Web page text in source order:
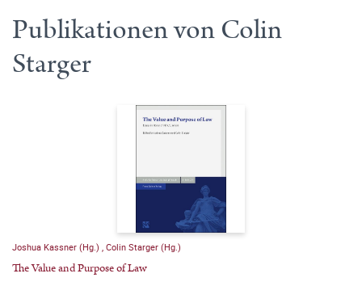
Publikationen von Colin
Starger
Joshua Kassner (Hg.) Colin Starger (Hg.)
The Value and Purpose of Law